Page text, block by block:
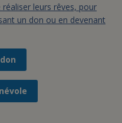
leurs rêves, pour
un don ou en devenant